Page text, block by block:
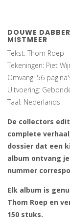
DOUWE
MISTMEER
Tekst: Thom Roep
Tekeningen: Piet
Omvang: 56
Uitvoering:
Taal: Nederlands
De collectors
complete
dossier dat een
album ontvang
nummer
Elk album is
Thom Roep en
150 stuks.